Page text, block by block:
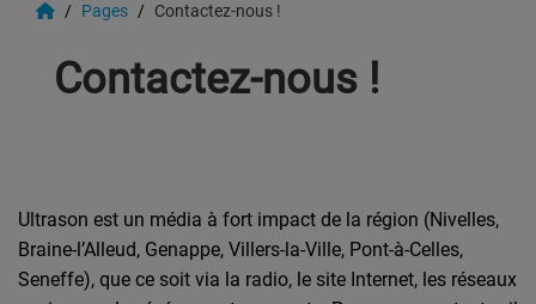
Pages Contactez-nous !
Contactez-nous !
Ultrason est un média à fort impact de la région (Nivelles,
Braine-l’Alleud, Genappe, Villers-la-Ville, Pont-à-Celles,
Seneffe), que ce soit via la radio, le site Internet, les réseaux